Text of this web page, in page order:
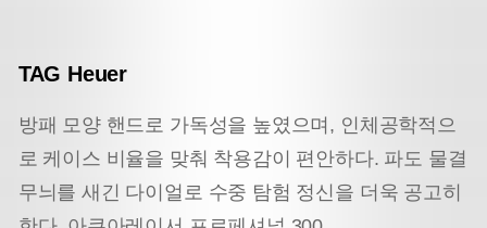
TAG Heuer
방패 모양 핸드로 가독성을 높였으며, 인체공학적으
로 케이스 비율을 맞춰 착용감이 편안하다. 파도 물결
무늬를 새긴 다이얼로 수중 탐험 정신을 더욱 공고히